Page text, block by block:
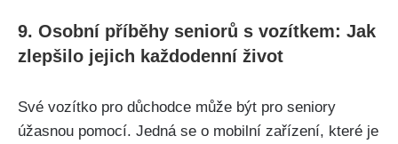
9. Osobní příběhy seniorů s vozítkem: Jak
zlepšilo jejich každodenní život
Své vozítko pro důchodce může být pro seniory
úžasnou pomocí. Jedná se o mobilní zařízení, které je